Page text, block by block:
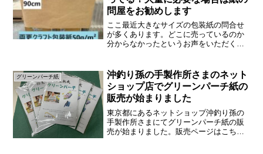
問屋をお勧めします
ここ最近大きなサイズの包装紙の問合せ
が多くあります。どこに売っているのか
分からなかったというお声をいただくの
しておいて実際に浜田紙業も卸売りをし
ていました。ただ、時代の...
グリーンパーチ紙
沖釣り孫の手製作所さまのネット
ショップ店でグリーンパーチ紙の
販売が始まりました
東京都にあるネットショップ沖釣り孫の
手製作所さまにてグリーンパーチ紙の販
売が始まりました。販売ページはこちら